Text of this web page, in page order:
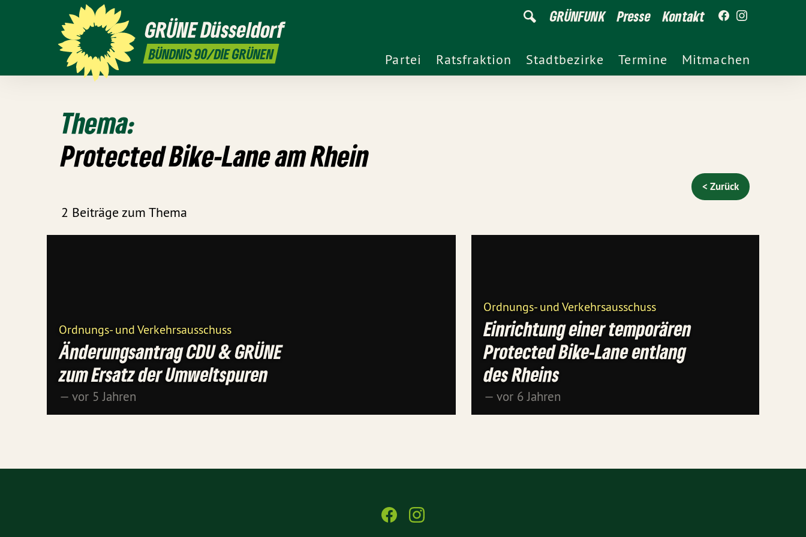
GRÜNEDüsseldorf
BÜNDNIS 90/DIE GRÜNEN
GRÜNFUNK Presse Kontakt
Partei Ratsfraktion Stadtbezirke Termine Mitmachen
Thema:
Protected Bike-Lane am Rhein
2 Beiträge zum Thema
< Zurück
Ordnungs- und Verkehrsausschuss
Änderungsantrag CDU & GRÜNE
zum Ersatz der Umweltspuren
— vor 5 Jahren
Ordnungs- und Verkehrsausschuss
Einrichtung einer temporären
Protected Bike-Lane entlang
des Rheins
— vor 6 Jahren